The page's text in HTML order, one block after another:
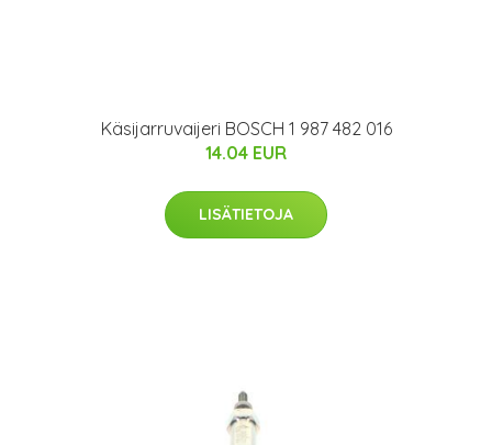
Käsijarruvaijeri BOSCH 1 987 482 016
14.04 EUR
LISÄTIETOJA